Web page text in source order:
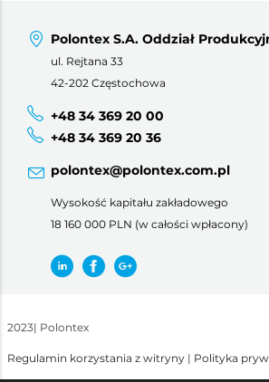
Polontex S.A. Oddział
ul. Rejtana 33
42-202 Częstochowa
+48 34 369 20 00
+48 34 369 20 36
polontex@polontex.com.pl
Wysokość kapitału zakładowego
18 160 000 PLN (w całości wpłacony)
2023| Polontex
Regulamin korzystania z witryny | Polityka